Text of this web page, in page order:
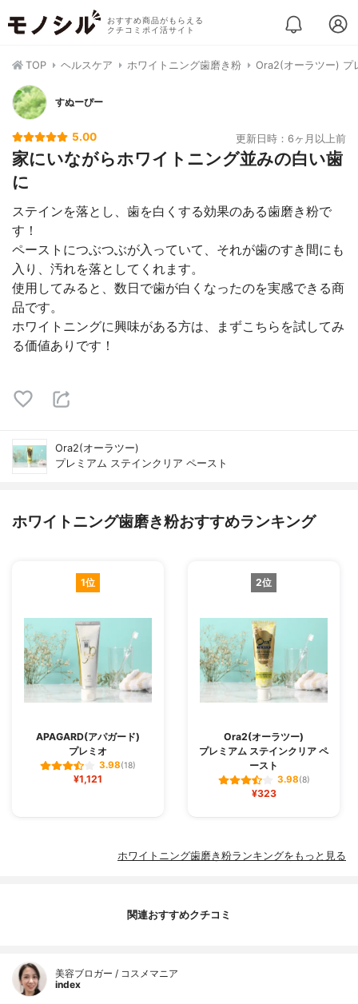
おすすめ商品がもらえる
クチコミポイ活サイト
TOP ヘルスケア ホワイトニング歯磨き粉 Ora2(オーラツー) プ
すぬーぴー
5.00 更新日時：6ヶ月以上前
家にいながらホワイトニング並みの白い歯
に
ステインを落とし、歯を白くする効果のある歯磨き粉で
す！
ペーストにつぶつぶが入っていて、それが歯のすき間にも
入り、汚れを落としてくれます。
使用してみると、数日で歯が白くなったのを実感できる商
品です。
ホワイトニングに興味がある方は、まずこちらを試してみ
る価値ありです！
Ora2(オーラツー)
プレミアム ステインクリア ペースト
ホワイトニング歯磨き粉おすすめランキング
1位
APAGARD(アパガード)
プレミオ
3.98(18)
¥1,121
2位
Ora2(オーラツー)
プレミアム ステインクリア ペ
ースト
3.98(8)
¥323
ホワイトニング歯磨き粉ランキングをもっと見る
関連おすすめクチコミ
美容ブロガー / コスメマニア
index